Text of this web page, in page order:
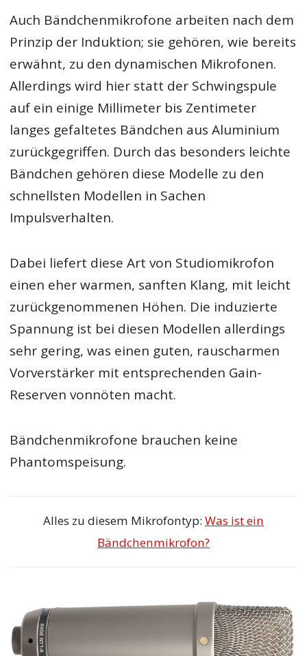
Auch Bändchenmikrofone arbeiten nach dem
Prinzip der Induktion; sie gehören, wie bereits
erwähnt, zu den dynamischen Mikrofonen.
Allerdings wird hier statt der Schwingspule
auf ein einige Millimeter bis Zentimeter
langes gefaltetes Bändchen aus Aluminium
zurückgegriffen. Durch das besonders leichte
Bändchen gehören diese Modelle zu den
schnellsten Modellen in Sachen
Impulsverhalten.
Dabei liefert diese Art von Studiomikrofon
einen eher warmen, sanften Klang, mit leicht
zurückgenommenen Höhen. Die induzierte
Spannung ist bei diesen Modellen allerdings
sehr gering, was einen guten, rauscharmen
Vorverstärker mit entsprechenden Gain-
Reserven vonnöten macht.
Bändchenmikrofone brauchen keine
Phantomspeisung.
Alles zu diesem Mikrofontyp: Was ist ein
Bändchenmikrofon?